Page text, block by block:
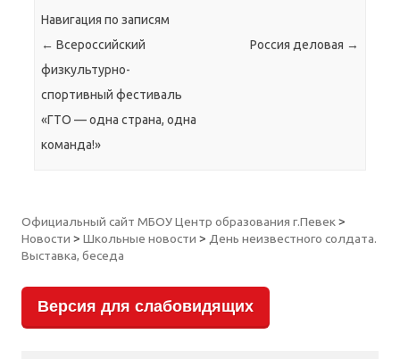
Навигация по записям
← Всероссийский
физкультурно-
спортивный фестиваль
«ГТО — одна страна, одна
команда!»
Россия деловая →
Официальный сайт МБОУ Центр образования г.Певек>
Новости > Школьные новости > День неизвестного солдата.
Выставка, беседа
Версия для слабовидящих